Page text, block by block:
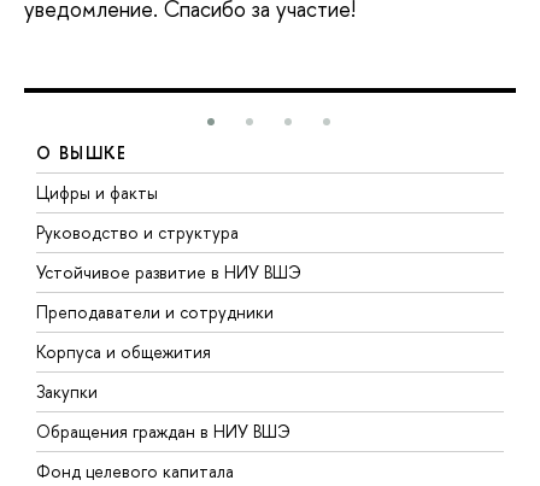
уведомление. Спасибо за участие!
О ВЫШКЕ
Цифры и факты
Руководство и структура
Устойчивое развитие в НИУ ВШЭ
Преподаватели и сотрудники
Корпуса и общежития
Закупки
Обращения граждан в НИУ ВШЭ
Фонд целевого капитала